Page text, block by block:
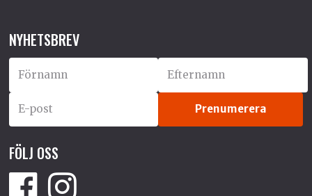
NYHETSBREV
FÖLJ OSS